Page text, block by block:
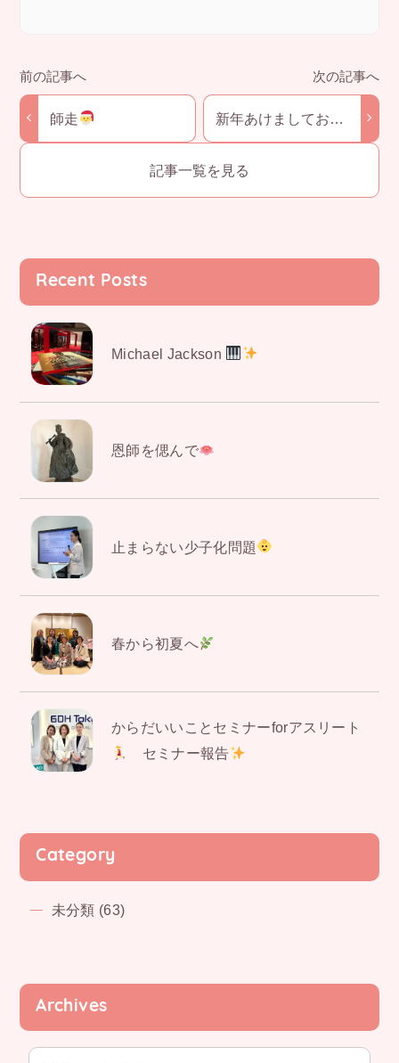
b
o
a Li
n
k
師走
新年あけましておめ
記事一覧を見る
Recent Posts
Michael Jackson
恩師を偲んで
止まらない少子化問題
春から初夏へ
からだいいことセミナーforアスリート
セミナー報告
Category
未分類 (63)
Archives